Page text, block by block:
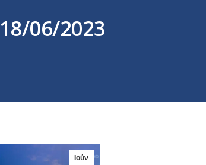
18/06/2023
Ιούν